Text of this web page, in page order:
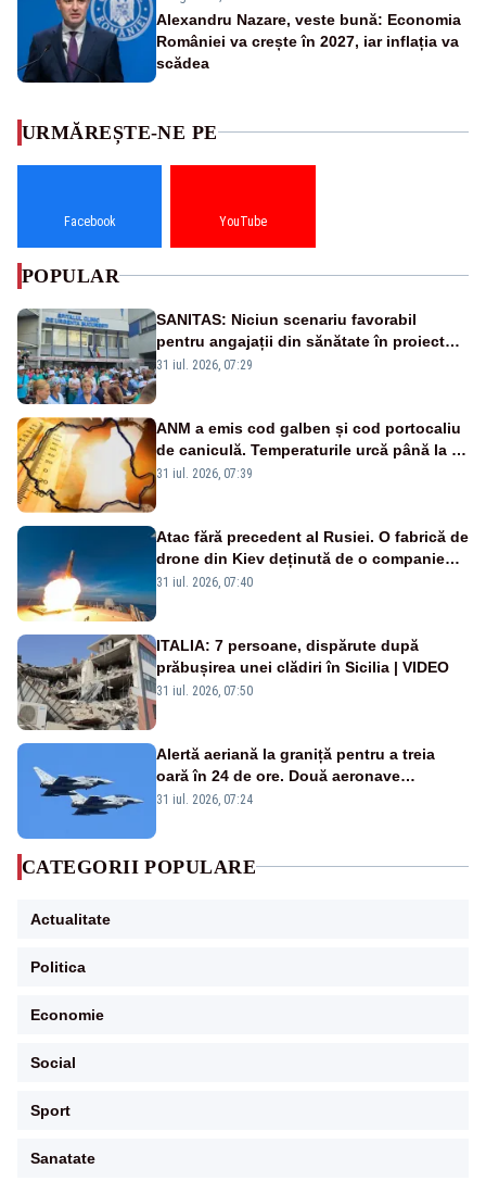
Alexandru Nazare, veste bună: Economia
României va crește în 2027, iar inflația va
scădea
URMĂREȘTE-NE PE
Facebook YouTube
POPULAR
SANITAS: Niciun scenariu favorabil
pentru angajații din sănătate în proiectul
Legii salarizării
31 iul. 2026, 07:29
ANM a emis cod galben și cod portocaliu
de caniculă. Temperaturile urcă până la 38
de grade, iar nopțile devin tropicale
31 iul. 2026, 07:39
Atac fără precedent al Rusiei. O fabrică de
drone din Kiev deținută de o companie
americană, distrusă de o rachetă
31 iul. 2026, 07:40
ITALIA: 7 persoane, dispărute după
prăbușirea unei clădiri în Sicilia | VIDEO
31 iul. 2026, 07:50
Alertă aeriană la graniță pentru a treia
oară în 24 de ore. Două aeronave
Eurofighter britanice au fost ridicate de la
31 iul. 2026, 07:24
CATEGORII POPULARE
Actualitate
Politica
Economie
Social
Sport
Sanatate